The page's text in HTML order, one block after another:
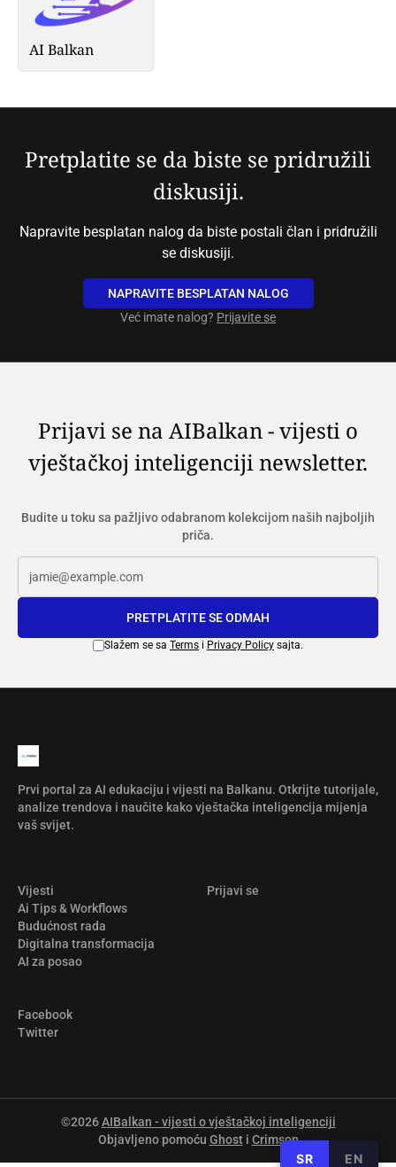
AI Balkan
Pretplatite se da biste se pridružili
diskusiji.
Napravite besplatan nalog da biste postali član i pridružili
se diskusiji.
NAPRAVITE BESPLATAN NALOG
Već imate nalog? Prijavite se
Prijavi se na AIBalkan - vijesti o
vještačkoj inteligenciji newsletter.
Budite u toku sa pažljivo odabranom kolekcijom naših najboljih
priča.
PRETPLATITE SE ODMAH
Slažem se sa Terms i Privacy Policy sajta.
Prvi portal za AI edukaciju i vijesti na Balkanu. Otkrijte tutorijale,
analize trendova i naučite kako vještačka inteligencija mijenja
vaš svijet.
Vijesti
Ai Tips & Workflows
Budućnost rada
Digitalna transformacija
AI za posao
Prijavi se
Facebook
Twitter
©2026AIBalkan - vijesti o vještačkoj inteligenciji
Objavljeno pomoću Ghosti Crimson
SR EN